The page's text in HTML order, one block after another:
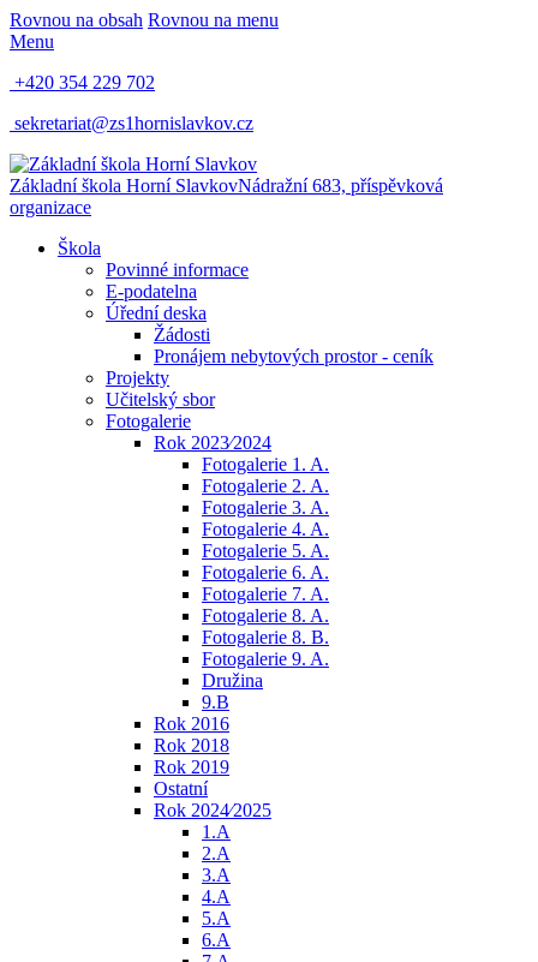
Rovnou na obsah Rovnou na menu
Menu
+420 354 229 702
sekretariat@zs1hornislavkov.cz
Základní škola Horní SlavkovNádražní 683, příspěvková
organizace
Škola
Povinné informace
E-podatelna
Úřední deska
Žádosti
Pronájem nebytových prostor - ceník
Projekty
Učitelský sbor
Fotogalerie
Rok 2023⁄2024
Fotogalerie 1. A.
Fotogalerie 2. A.
Fotogalerie 3. A.
Fotogalerie 4. A.
Fotogalerie 5. A.
Fotogalerie 6. A.
Fotogalerie 7. A.
Fotogalerie 8. A.
Fotogalerie 8. B.
Fotogalerie 9. A.
Družina
9.B
Rok 2016
Rok 2018
Rok 2019
Ostatní
Rok 2024⁄2025
1.A
2.A
3.A
4.A
5.A
6.A